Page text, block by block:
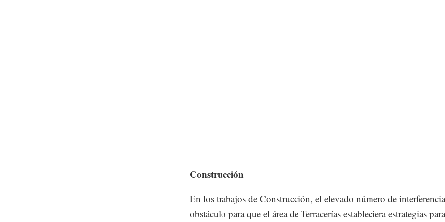
Construcción
En los trabajos de Construcción, el elevado número de
obstáculo para que el área de Terracerías estableciera estrategias